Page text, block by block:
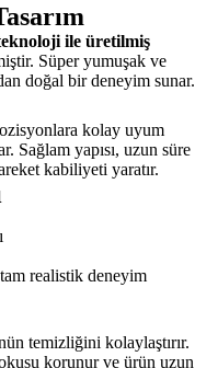
ile üretilmiş
Süper yumuşak ve
doğal bir deneyim sunar.
kolay uyum
Sağlam yapısı, uzun süre
kabiliyeti yaratır.
realistik deneyim
temizliğini kolaylaştırır.
korunur ve ürün uzun